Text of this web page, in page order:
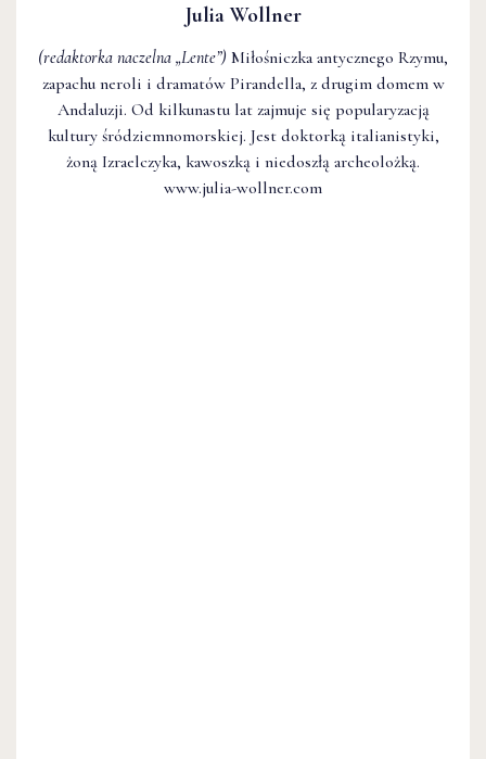
Julia Wollner
(redaktorka naczelna „Lente”) Miłośniczka antycznego Rzymu,
zapachu neroli i dramatów Pirandella, z drugim domem w
Andaluzji. Od kilkunastu lat zajmuje się popularyzacją
kultury śródziemnomorskiej. Jest doktorką italianistyki,
żoną Izraelczyka, kawoszką i niedoszłą archeolożką.
www.julia-wollner.com